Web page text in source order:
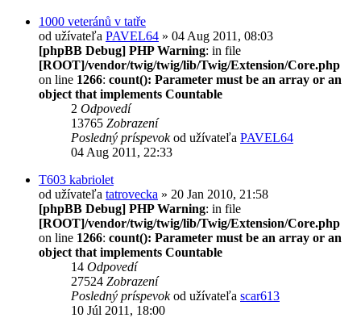
1000 veteránů v tatře
od užívateľa PAVEL64 » 04 Aug 2011, 08:03
[phpBB Debug] PHP Warning: in file
[ROOT]/vendor/twig/twig/lib/Twig/Extension/Core.php
on line 1266: count(): Parameter must be an array or an
object that implements Countable
2 Odpovedí
13765 Zobrazení
Posledný príspevokod užívateľa PAVEL64
04 Aug 2011, 22:33
T603 kabriolet
od užívateľa tatrovecka » 20 Jan 2010, 21:58
[phpBB Debug] PHP Warning: in file
[ROOT]/vendor/twig/twig/lib/Twig/Extension/Core.php
on line 1266: count(): Parameter must be an array or an
object that implements Countable
14 Odpovedí
27524 Zobrazení
Posledný príspevokod užívateľa scar613
10 Júl 2011, 18:00